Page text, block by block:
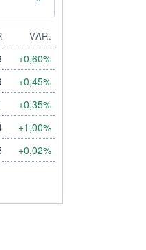
VAR.
+0,60%
+0,45%
+0,35%
+1,00%
+0,02%